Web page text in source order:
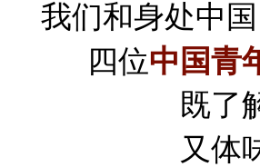
我们和身处中
四位中国青
既了
又体